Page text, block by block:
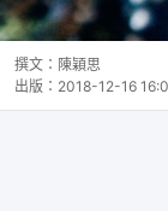
撰文： 陳穎思
出版： 2018-12-16